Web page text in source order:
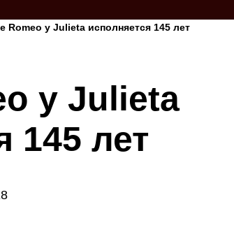
Romeo y Julieta исполняется 145 лет
y Julieta
145 лет